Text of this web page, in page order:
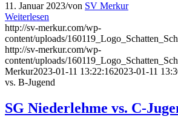
11. Januar 2023/von SV Merkur
Weiterlesen
http://sv-merkur.com/wp-
content/uploads/
http://sv-merkur.com/wp-
content/uploads/
Merkur2023-01-11 13:22:162023-01-11
vs. B-Jugend
SG Niederlehme vs. C-